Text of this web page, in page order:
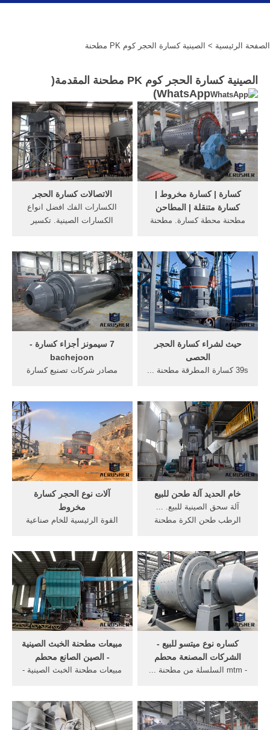
الصفحة الرئيسية > الصينية كسارة الحجر كوم PK مطحنة
الصينية كسارة الحجر كوم PK مطحنة المقدمة(
WhatsApp
)
الاتصالات كسارة الحجر
الكسارات الفك افضل انواع
الكسارات الصينية. تكسير
كسارة | كسارة مخروط |
كسارة متنقلة | المطاحن
مطحنة محطة كسارة. مطحنة
المناسبة ومعدات ...
7 سيمونز أجزاء كسارة -
bachejoon
مصادر شركات تصنيع كسارة
كسارة أنغولا كوم ...
حيث لشراء كسارة الحجر
الحصى
39s كسارة المطرقة مطحنة ...
جزئیات ...
آلات نوع الحجر كسارة
مخروط
القوة الرئيسية للخام صناعية
...
خام الحديد آلة طحن للبيع
آلة سحق الصينية للبيع. ...
الرطب طحن الكرة مطحنة
مبيعات مطحنة الخبث الصينية
- الصين الصانع محطم
مبيعات مطحنة الخبث الصينية -
المصنعة ...
كساره نوع ميتسو للبيع -
الشركات المصنعة محطم
- mtm السلسلة من مطحنة ...
تعاملات . كوم. 8 كانون ...